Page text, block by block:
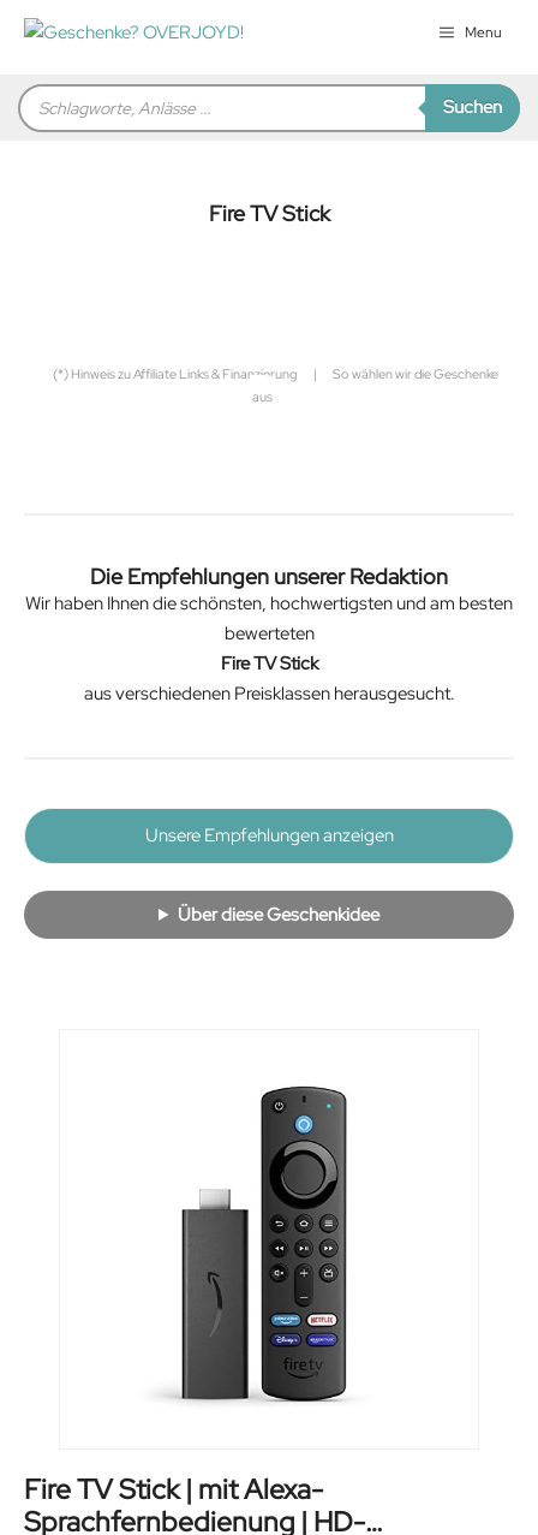
Zum
Inhalt
Menu
Products
search Suchen
Fire TV Stick
(*) Hinweis zu Affiliate Links & Finanzierung |
So wählen wir die Geschenke
aus
Die Empfehlungen unserer Redaktion
Wir haben Ihnen die schönsten, hochwertigsten und am besten
bewerteten
Fire TV Stick
aus verschiedenen Preisklassen herausgesucht.
Unsere Empfehlungen anzeigen
Über diese Geschenkidee
Fire TV Stick | mit Alexa-
Sprachfernbedienung | HD-